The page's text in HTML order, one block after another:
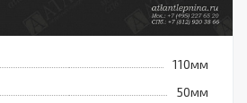
110мм
50мм